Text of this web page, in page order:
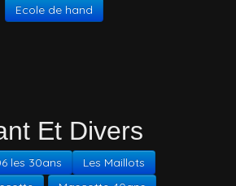
Ecole de hand
Et Divers
les 30ans
Les Maillots